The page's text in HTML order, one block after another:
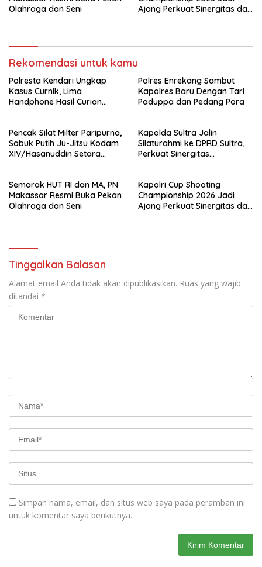
Olahraga dan Seni
Ajang Perkuat Sinergitas dan
Rekomendasi untuk kamu
Polresta Kendari Ungkap
Kasus Curnik, Lima
Handphone Hasil Curian
Polres Enrekang Sambut
Kapolres Baru Dengan Tari
Paduppa dan Pedang Pora
Pencak Silat Milter Paripurna,
Sabuk Putih Ju-Jitsu Kodam
XIV/Hasanuddin Setara
Kapolda Sultra Jalin
Silaturahmi ke DPRD Sultra,
Perkuat Sinergitas
Semarak HUT RI dan MA, PN
Makassar Resmi Buka Pekan
Olahraga dan Seni
Kapolri Cup Shooting
Championship 2026 Jadi
Ajang Perkuat Sinergitas dan
Tinggalkan Balasan
Alamat email Anda tidak akan dipublikasikan. Ruas yang wajib
ditandai *
Simpan nama, email, dan situs web saya pada peramban ini
untuk komentar saya berikutnya.